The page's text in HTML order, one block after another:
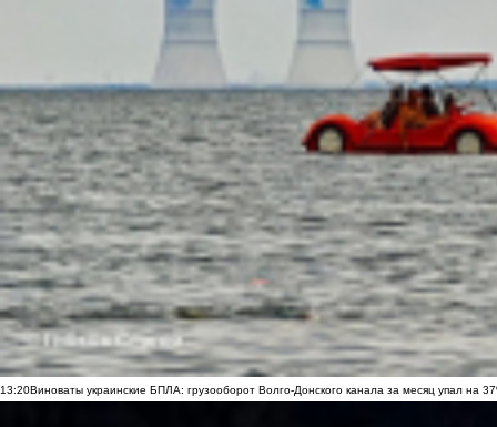
13:20Виноваты украинские БПЛА: грузооборот Волго-Донского канала за месяц упал на